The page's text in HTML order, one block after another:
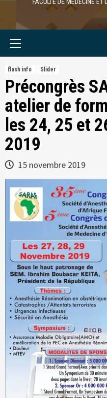
flash info Slider
Précongrès
atelier de
les 24, 25 et
2019
15 novembre 2019